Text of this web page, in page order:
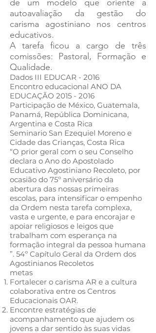
de um modelo que oriente a
autoavaliação da gestão do
carisma agostiniano nos centros
educativos.
A tarefa ficou a cargo de três
comissões: Pastoral, Formação e
Qualidade.
Dados III EDUCAR - 2016
Encontro educacional ANO DA
EDUCAÇÃO 2015 - 2016
Participação de México, Guatemala,
Panamá, República Dominicana,
Argentina e Costa Rica
Seminario San Ezequiel Moreno e
Cidade das Crianças, Costa Rica
“O prior geral com o seu Conselho
declara o Ano do Apostolado
Educativo Agostiniano Recoleto, por
ocasião do 75º aniversário da
abertura das nossas primeiras
escolas, para intensificar o empenho
da Ordem nesta tarefa complexa,
vasta e urgente, e para encorajar e
apoiar religiosos e leigos que
trabalham com esperança na
formação integral da pessoa humana
”. 54º Capítulo Geral da Ordem dos
Agostinianos Recoletos
metas
Fortalecer o carisma AR e a cultura
colaborativa entre os Centros
Educacionais OAR.
Encontre estratégias de
acompanhamento que ajudem os
jovens a dar sentido às suas vidas